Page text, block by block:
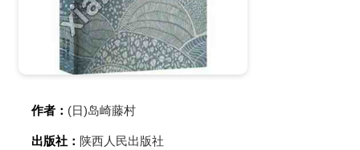
作者： (日)岛崎藤村
出版社： 陕西人民出版社